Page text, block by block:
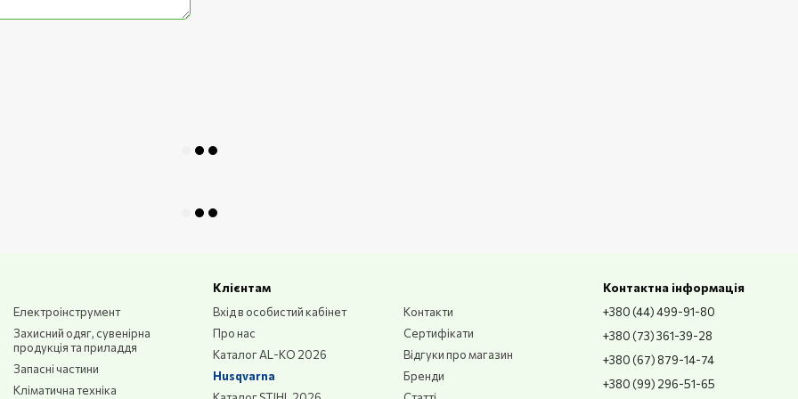
монтажу та витримує
поличкою.
Електроінструмент
Захисний одяг, сувенірна
продукція та приладдя
Запасні частини
Кліматична техніка
Клієнтам
Вхід в особистий кабінет
Про нас
Каталог AL-KO 2026
Husqvarna
Контакти
Сертифікати
Відгуки про магазин
Бренди
Контактна інформація
+380 (44) 499-91-80
+380 (73) 361-39-28
+380 (67) 879-14-74
+380 (99) 296-51-65